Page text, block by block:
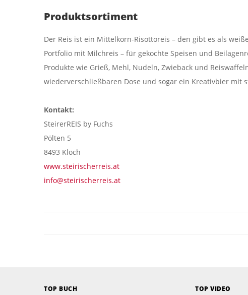
Produktsortiment
Der Reis ist ein Mittelkorn-Risottoreis – den gibt es als
Portfolio mit Milchreis – für gekochte Speisen und
Produkte wie Grieß, Mehl, Nudeln, Zwieback und
wiederverschließbaren Dose und sogar ein Kreativbier mit
Kontakt:
SteirerREIS by Fuchs
Pölten 5
8493 Klöch
www.steirischerreis.at
info@steirischerreis.at
TOP BUCH TOP VIDEO